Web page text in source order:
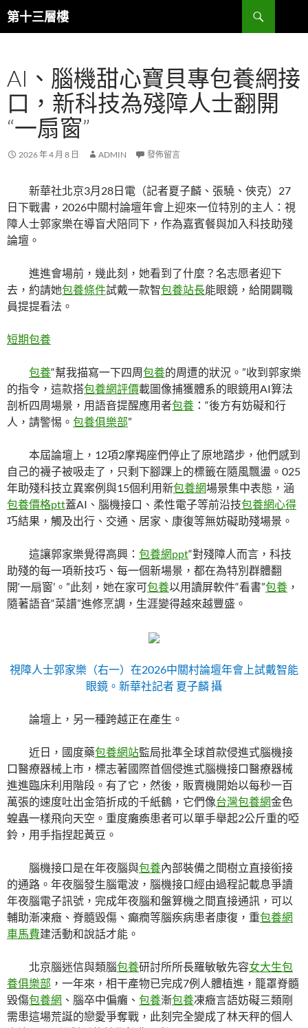
跳
至
容
第十三層樓
搜
尋
AI、腦機甜心寶貝專包養網接
口，新科技為殘障人士翻開
“一扇窗”
2026 年 4 月 8 日 ADMIN 發佈留言
新華社北京3月28日電（記者夏子麟、張驍、俠克）27
日下戰書，2026中關村論壇年會上迎來一位特別的主人：視
障人士郭家樂在導盲犬陪同下，作為嘉賓餐與加入科技助殘
論壇。
進進會場前，幾此刻，她看到了什麼？名志愿者迎下
去，約請她包養條件試戴一款智包養站長能眼鏡，給開闢職
員提提看法。
短期包養
包養“幫我描寫一下四周包養的周遭的狀況。”收到郭家樂
的指令，這款搭包養網評價載圖像捕獲體系的眼鏡用AI算法
剖析四周場景，用語音提醒應用者包養 ：“後方有妨礙和行
人，請警惕。 包養俱樂部”
本屆論壇上，12項2摩羯座們停止了原地踏步，他們感到
自己的襪子被吸走了，只剩下腳踝上的標籤在隨風飄盪。025
年助殘科技立異案例與15個利用新包養網場景集中表態，涵
包養價格ptt蓋AI、腦機接口、柔性電子等前沿技包養網心得
巧結果，觸及出行、交通、居家、康復等無妨礙助殘場景。
這讓郭家樂覺得高興： 包養網ppt“對殘障人而言，科技
助殘的每一項新技巧、每一個新場景，都在為特別群體翻
開‘一扇窗’。”此刻，她在家可包養以用讀屏軟件“看書”包養 ，
隨著語音“菜譜”進修烹調，生涯變得越來越豐盛。
視障人士郭家樂（右一）在2026中關村論壇年會上試戴智能
眼鏡。新華社記者 夏子麟 攝
論壇上，另一種跨越正在產生。
近日，國度藥包養網站監局批準全球首款侵進式腦機接
口醫療器械上市，標志著國際首個侵進式腦機接口醫療器械
進進臨床利用階段。有了它，然後，販賣機開始以每秒一百
萬張的速度吐出金箔折成的千紙鶴，它們像台灣包養網金色
蝗蟲一樣飛向天空。重度癱瘓患者可以單手舉起2公斤重的啞
鈴，用手指捏起黃豆。
腦機接口是在年夜腦與包養內部裝備之間樹立直接銜接
的通路。年夜腦發生腦電波，腦機接口經由過程記載息爭讀
年夜腦電子訊號，完成年夜腦和盤算機之間直接通訊，可以
輔助漸凍癥、脊髓毀傷、癲癇等腦疾病患者康復，重包養網
車馬費建活動和說話才能。
北京腦迷信與類腦包養研討所所長羅敏敏先容女大生包
養俱樂部 ，一年來，相干產物已完成7例人體植進，籠罩脊髓
毀傷包養網 、腦卒中偏癱、 包養漸包養凍癥言語妨礙三類剛
需患這場荒誕的戀愛爭奪戰，此刻完全變成了林天秤的個人